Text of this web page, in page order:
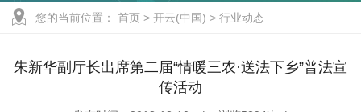
您的当前位置： 首页 > 开云(中国) > 行业动态
朱新华副厅长出席第二届“情暖三农·送法下乡”普法宣
传活动